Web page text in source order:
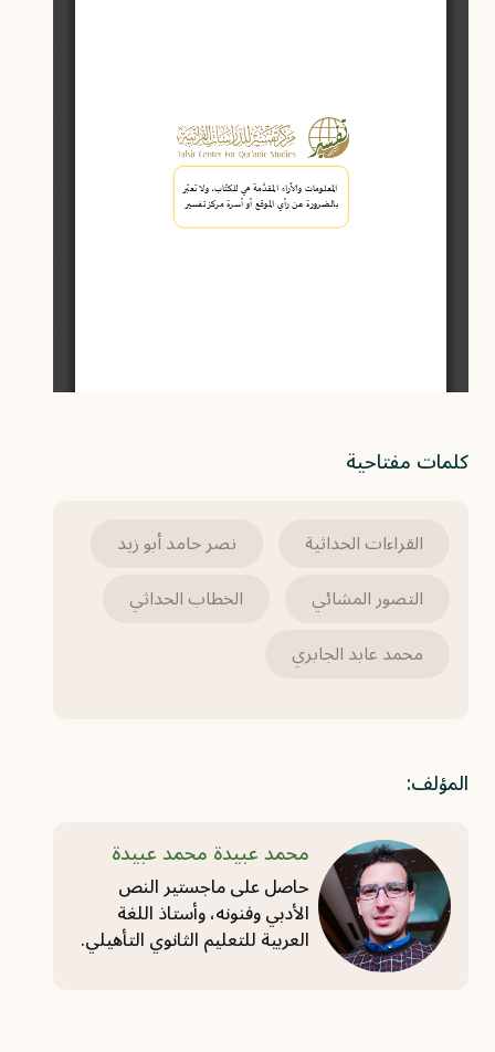
كلمات مفتاحية
القراءات الحداثية
نصر حامد أبو زيد
التصور المشائي
الخطاب الحداثي
محمد عابد الجابري
المؤلف:
محمد عبيدة محمد عبيدة
حاصل على ماجستير النص
الأدبي وفنونه، وأستاذ اللغة
العربية للتعليم الثانوي التأهيلي.